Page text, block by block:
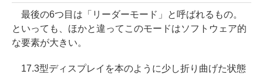
最後の6つ目は「リーダーモード」と呼ばれるもの。
といっても、ほかと違ってこのモードはソフトウェア的
な要素が大きい。
17.3型ディスプレイを本のように少し折り曲げた状態